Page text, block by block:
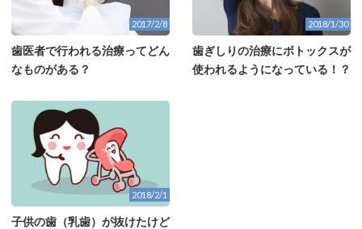
2017/2/8
歯医者で行われる治療ってどん
なものがある？
2018/1/30
歯ぎしりの治療にボトックスが
使われるようになっている！？
2018/2/1
子供の歯（乳歯）が抜けたけど